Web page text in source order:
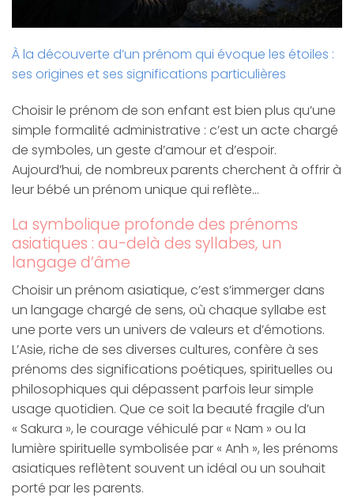
À la découverte d’un prénom qui évoque les étoiles :
ses origines et ses significations particulières
Choisir le prénom de son enfant est bien plus qu’une
simple formalité administrative : c’est un acte chargé
de symboles, un geste d’amour et d’espoir.
Aujourd’hui, de nombreux parents cherchent à offrir à
leur bébé un prénom unique qui reflète…
La symbolique profonde des prénoms
asiatiques : au-delà des syllabes, un
langage d’âme
Choisir un prénom asiatique, c’est s’immerger dans
un langage chargé de sens, où chaque syllabe est
une porte vers un univers de valeurs et d’émotions.
L’Asie, riche de ses diverses cultures, confère à ses
prénoms des significations poétiques, spirituelles ou
philosophiques qui dépassent parfois leur simple
usage quotidien. Que ce soit la beauté fragile d’un
« Sakura », le courage véhiculé par « Nam » ou la
lumière spirituelle symbolisée par « Anh », les prénoms
asiatiques reflètent souvent un idéal ou un souhait
porté par les parents.